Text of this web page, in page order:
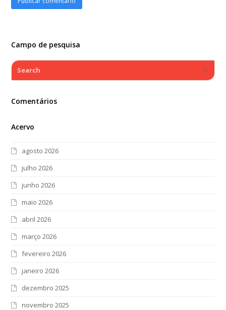
Campo de pesquisa
Search
Comentários
Acervo
agosto 2026
julho 2026
junho 2026
maio 2026
abril 2026
março 2026
fevereiro 2026
janeiro 2026
dezembro 2025
novembro 2025